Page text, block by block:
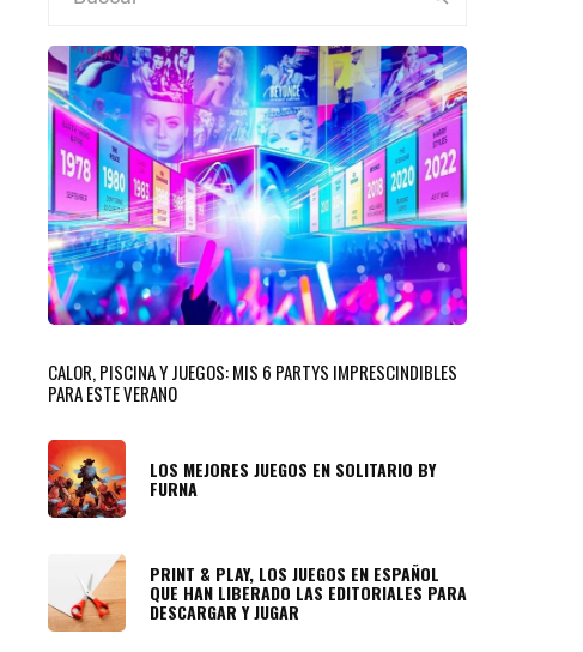
CALOR, PISCINA Y JUEGOS: MIS 6 PARTYS IMPRESCINDIBLES
PARA ESTE VERANO
LOS MEJORES JUEGOS EN SOLITARIO BY
FURNA
PRINT & PLAY, LOS JUEGOS EN ESPAÑOL
QUE HAN LIBERADO LAS EDITORIALES PARA
DESCARGAR Y JUGAR